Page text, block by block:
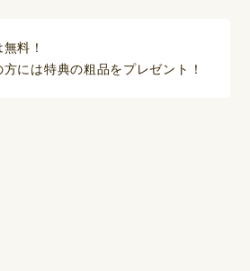
料！
には特典の粗品をプレゼント！